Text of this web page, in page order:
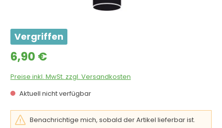
Vergriffen
Regulärer Preis:
6,90 €
Preise inkl. MwSt. zzgl. Versandkosten
Aktuell nicht verfügbar
Benachrichtige mich, sobald der Artikel lieferbar ist.